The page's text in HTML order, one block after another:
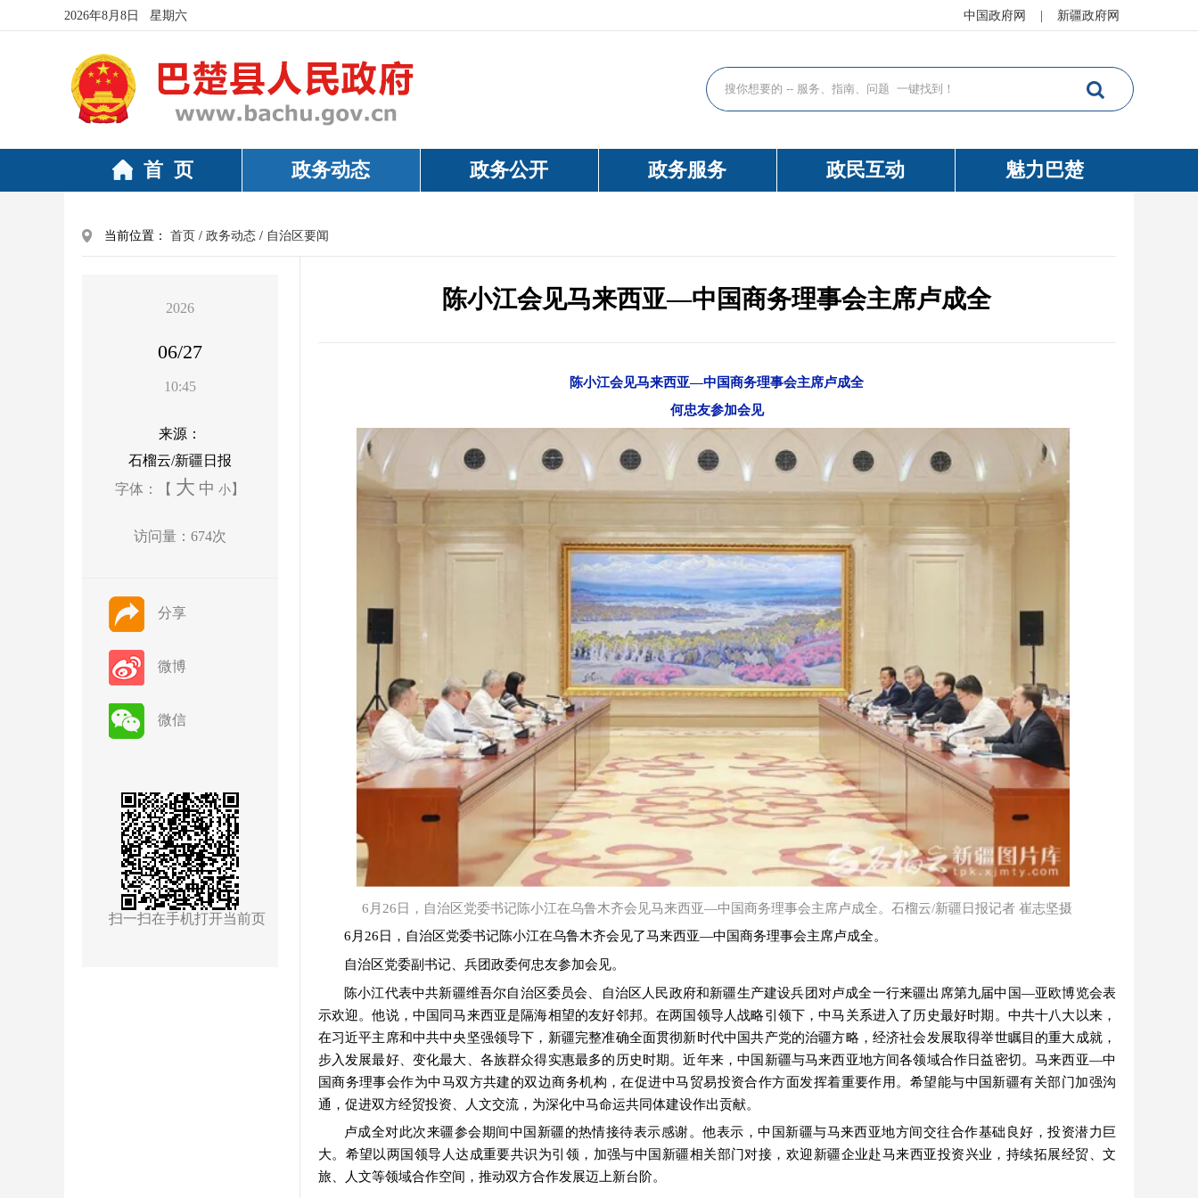
2026年8月8日 星期六 中国政府网 新疆政府网
首 页 政务动态 政务公开 政务服务 政民互动 魅力巴楚
当前位置： 首页 / 政务动态 / 自治区要闻
2026
06/27
10:45
来源：
石榴云/新疆日报
字体：【 大 中 小 】
访问量：674次
分享
微博
微信
扫一扫在手机打开当前页
陈小江会见马来西亚—中国商务理事会主席卢成全
陈小江会见马来西亚—中国商务理事会主席卢成全
何忠友参加会见
6月26日，自治区党委书记陈小江在乌鲁木齐会见马来西亚—中国商务理事会主席卢成全。石榴云/新疆日报记者 崔志坚摄
6月26日，自治区党委书记陈小江在乌鲁木齐会见了马来西亚—中国商务理事会主席卢成全。
自治区党委副书记、兵团政委何忠友参加会见。
陈小江代表中共新疆维吾尔自治区委员会、自治区人民政府和新疆生产建设兵团对卢成全一行来疆出席第九届中国—亚欧博览会表
示欢迎。他说，中国同马来西亚是隔海相望的友好邻邦。在两国领导人战略引领下，中马关系进入了历史最好时期。中共十八大以来，
在习近平主席和中共中央坚强领导下，新疆完整准确全面贯彻新时代中国共产党的治疆方略，经济社会发展取得举世瞩目的重大成就，
步入发展最好、变化最大、各族群众得实惠最多的历史时期。近年来，中国新疆与马来西亚地方间各领域合作日益密切。马来西亚—中
国商务理事会作为中马双方共建的双边商务机构，在促进中马贸易投资合作方面发挥着重要作用。希望能与中国新疆有关部门加强沟
通，促进双方经贸投资、人文交流，为深化中马命运共同体建设作出贡献。
卢成全对此次来疆参会期间中国新疆的热情接待表示感谢。他表示，中国新疆与马来西亚地方间交往合作基础良好，投资潜力巨
大。希望以两国领导人达成重要共识为引领，加强与中国新疆相关部门对接，欢迎新疆企业赴马来西亚投资兴业，持续拓展经贸、文
旅、人文等领域合作空间，推动双方合作发展迈上新台阶。